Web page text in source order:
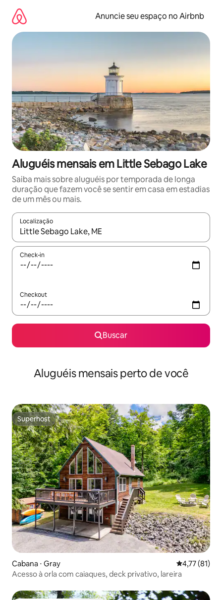
para
conteúdo
Anuncie seu espaço no Airbnb
Aluguéis mensais em Little Sebago Lake
Saiba mais sobre aluguéis por temporada de longa
duração que fazem você se sentir em casa em estadias
de um mês ou mais.
Localização
Quando os resultados estiverem disponíveis, explore-os
Check-in
Checkout
Buscar
Aluguéis mensais perto de você
Superhost
Superhost
Cabana ⋅ Gray 4,77 de uma
4,77 (81)
Acesso à orla com caiaques, deck privativo, lareira